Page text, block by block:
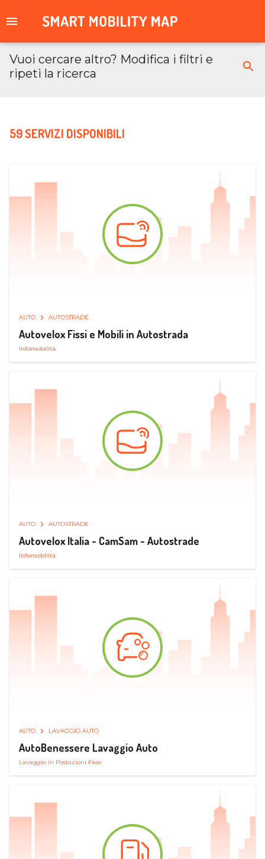
Vuoi cercare altro? Modifica i filtri e
ripeti la ricerca
59 SERVIZI DISPONIBILI
AUTO AUTOSTRADE
Autovelox Fissi e Mobili in Autostrada
Infomobilità
AUTO AUTOSTRADE
Autovelox Italia - CamSam - Autostrade
Infomobilità
AUTO LAVAGGIO AUTO
AutoBenessere Lavaggio Auto
Lavaggio in Postazioni Fisse